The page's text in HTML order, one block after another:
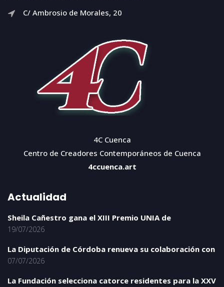
C/ Ambrosio de Morales, 20
4C Cuenca
Centro de Creadores Contemporáneos de Cuenca
4ccuenca.art
Actualidad
Sheila Cañestro gana el XIII Premio UNIA de
19/07/2026
La Diputación de Córdoba renueva su colaboración con
07/07/2026
La Fundación selecciona catorce residentes para la XXV